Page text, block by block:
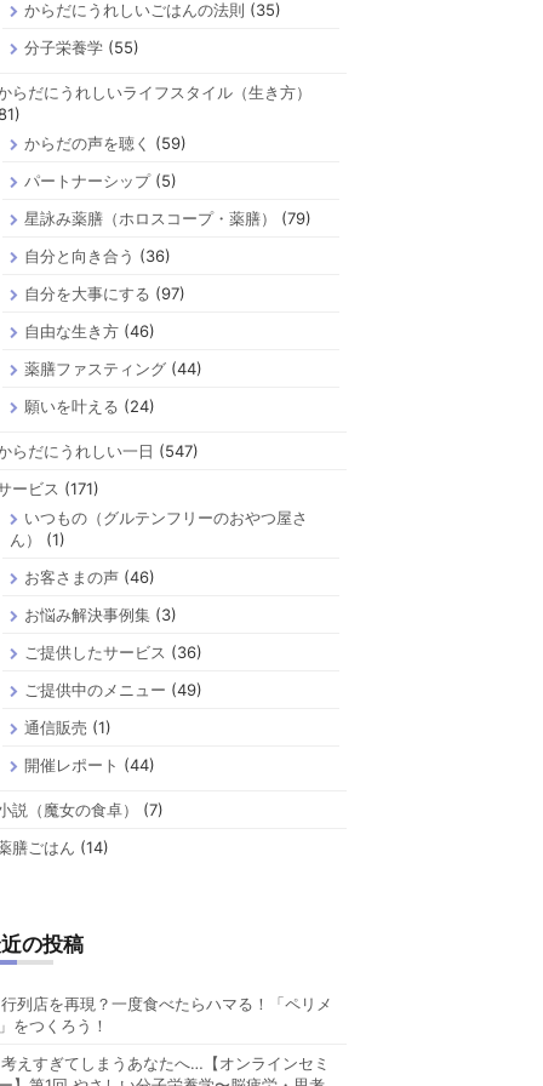
からだにうれしいごはんの法則 (35)
分子栄養学(55)
らだにうれしいライフスタイル（生き方）
からだの声を聴く
(59)
パートナーシップ(5)
星詠み薬膳（ホロスコープ・薬膳）
(79)
自分と向き合う (36)
自分を大事にする (97)
自由な生き方(46)
薬膳ファスティング(44)
願いを叶える (24)
らだにうれしい一日 (547)
ービス (171)
いつもの（グルテンフリーのおやつ屋さ
ん）
(1)
お客さまの声(46)
お悩み解決事例集 (3)
ご提供したサービス (36)
ご提供中のメニュー (49)
通信販売 (1)
開催レポート (44)
説（魔女の食卓）
(7)
膳ごはん (14)
の投稿
行列店を再現？一度食べたらハマる！「ペリメ
をつくろう！
考えすぎてしまうあなたへ…【オンラインセミ